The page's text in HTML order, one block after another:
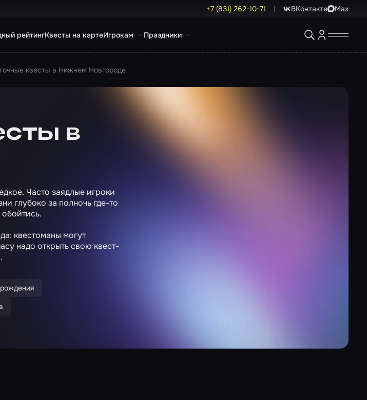
+7 (831) 262-10-71 ВКонтакте Max
рейтингКвесты на картеИгрокам Праздники
квесты в Нижнем Новгороде
в
Часто заядлые игроки
глубоко за полночь где-то
обойтись.
квестоманы могут
надо открыть свою квест-